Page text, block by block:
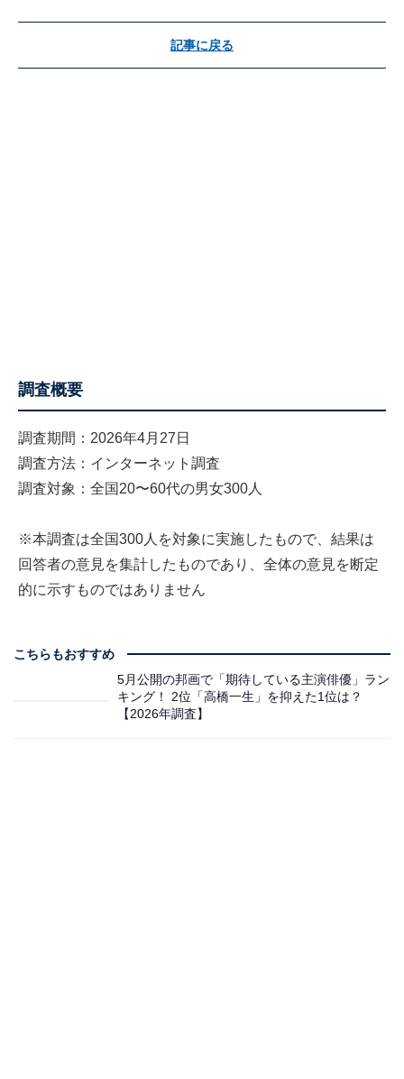
記事に戻る
調査概要
調査期間：2026年4月27日
調査方法：インターネット調査
調査対象：全国20〜60代の男女300人
※本調査は全国300人を対象に実施したもので、結果は
回答者の意見を集計したものであり、全体の意見を断定
的に示すものではありません
こちらもおすすめ
5月公開の邦画で「期待している主演俳優」ラン
キング！ 2位「高橋一生」を抑えた1位は？
【2026年調査】